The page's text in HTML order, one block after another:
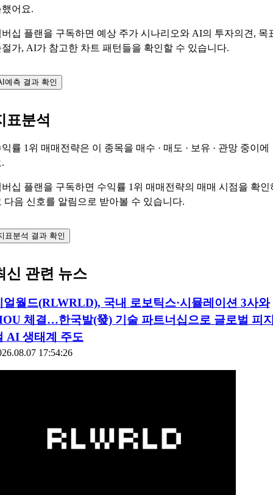
어요.
버십 플랜을 구독하면 예상 주가 시나리오와 AI의 투자의견, 목
절가, AI가 참고한 차트 패턴들을 확인할 수 있습니다.
예측 결과 확인
표분석
률 1위 매매전략은 이 종목을 매수 · 매도 · 보유 · 관망 중이에
버십 플랜을 구독하면 수익률 1위 매매전략의 매매 시점을 확인
다음 신호를 알림으로 받아볼 수 있습니다.
표분석 결과 확인
신 관련 뉴스
얼월드(RLWRLD), 국내 로보틱스·시뮬레이션 3사와
체결…한국발(發) 기술 파트너십으로 글로벌 피
AI 생태계 주도
17:54:26